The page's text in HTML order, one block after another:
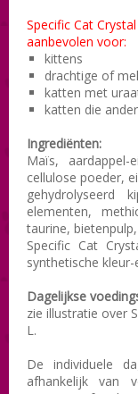
Specific Cat
aanbevolen voor:
kittens
drachtige of
katten met
katten die
Ingrediënten:
Maïs,
aardappel-
cellulose poeder,
gehydrolyseerd
elementen,
taurine, bietenpulp,
Specific Cat
synthetische
Dagelijkse
zie illustratie over
L .
De individuele
afhankelijk van